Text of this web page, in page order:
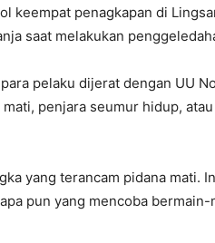
keempat penagkapan di
saat melakukan
pelaku dijerat dengan UU
penjara seumur hidup,
yang terancam pidana mati.
pun yang mencoba bermain-